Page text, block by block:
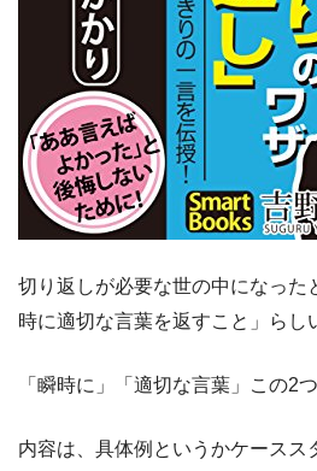
切り返しが必要な世の中になった
時に適切な言葉を返すこと」らし
「瞬時に」「適切な言葉」この2
内容は、具体例というかケースス